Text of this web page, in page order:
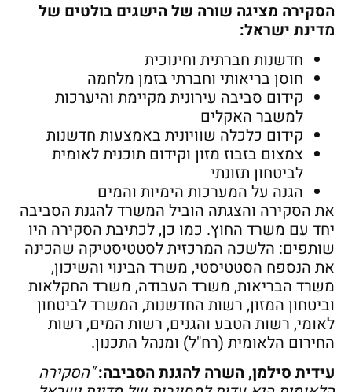
הסקירה מציגה שורה של הישגים בולטים של
מדינת ישראל:
חדשנות חברתית וחינוכית
חוסן בריאותי וחברתי בזמן מלחמה
קידום סביבה עירונית מקיימת והיערכות
למשבר האקלים
קידום כלכלה שוויונית באמצעות חדשנות
צמצום בזבוז מזון וקידום תוכנית לאומית
לביטחון תזונתי
הגנה על המערכות הימיות והמים
את הסקירה והצגתה הוביל המשרד להגנת הסביבה
יחד עם משרד החוץ. כמו כן, לכתיבת הסקירה היו
שותפים: הלשכה המרכזית לסטטיסטיקה שהכינה
את הנספח הסטטיסטי, משרד הבינוי והשיכון,
משרד הבריאות, משרד העבודה, משרד החקלאות
וביטחון המזון, רשות החדשנות, המשרד לביטחון
לאומי, רשות הטבע והגנים, רשות המים, רשות
החירום הלאומית (רח"ל) ומנהל התכנון.
עידית סילמן, השרה להגנת הסביבה: "הסקירה